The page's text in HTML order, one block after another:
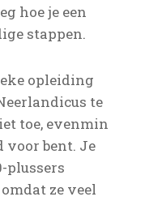
hoe je een
stappen.
opleiding
te
toe, evenmin
voor bent. Je
plussers
ze veel